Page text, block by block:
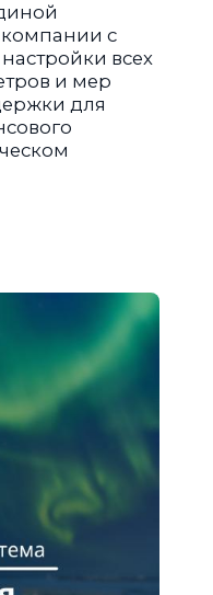
с
всех
и мер
для